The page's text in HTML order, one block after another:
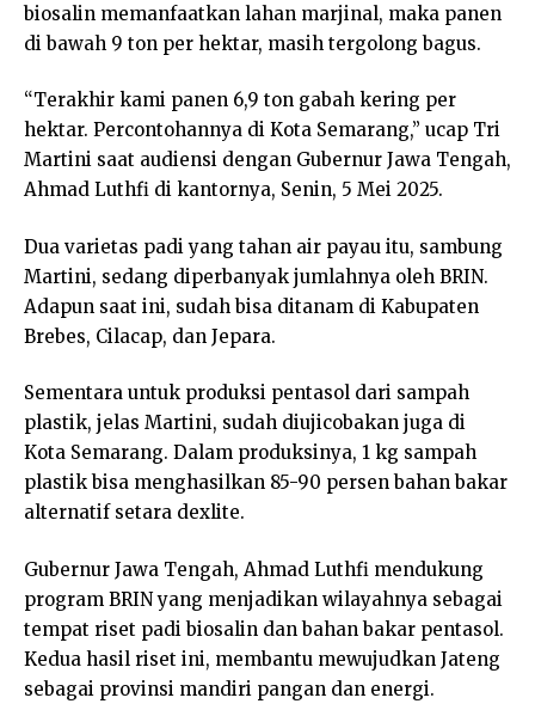
biosalin memanfaatkan lahan marjinal, maka panen
di bawah 9 ton per hektar, masih tergolong bagus.
“Terakhir kami panen 6,9 ton gabah kering per
hektar. Percontohannya di Kota Semarang,” ucap Tri
Martini saat audiensi dengan Gubernur Jawa Tengah,
Ahmad Luthfi di kantornya, Senin, 5 Mei 2025.
Dua varietas padi yang tahan air payau itu, sambung
Martini, sedang diperbanyak jumlahnya oleh BRIN.
Adapun saat ini, sudah bisa ditanam di Kabupaten
Brebes, Cilacap, dan Jepara.
Sementara untuk produksi pentasol dari sampah
plastik, jelas Martini, sudah diujicobakan juga di
Kota Semarang. Dalam produksinya, 1 kg sampah
plastik bisa menghasilkan 85-90 persen bahan bakar
alternatif setara dexlite.
Gubernur Jawa Tengah, Ahmad Luthfi mendukung
program BRIN yang menjadikan wilayahnya sebagai
tempat riset padi biosalin dan bahan bakar pentasol.
Kedua hasil riset ini, membantu mewujudkan Jateng
sebagai provinsi mandiri pangan dan energi.